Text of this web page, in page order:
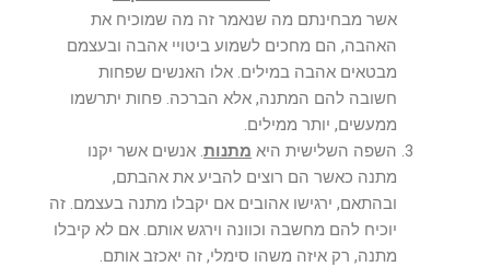
אשר מבחינתם מה שנאמר זה מה שמוכיח את
האהבה, הם מחכים לשמוע ביטויי אהבה ובעצמם
מבטאים אהבה במילים. אלו האנשים שפחות
חשובה להם המתנה, אלא הברכה. פחות יתרשמו
ממעשים, יותר ממילים.
השפה השלישית היא מתנות. אנשים אשר יקנו
מתנה כאשר הם רוצים להביע את אהבתם,
ובהתאם, ירגישו אהובים אם יקבלו מתנה בעצמם. זה
יוכיח להם מחשבה וכוונה וירגש אותם. אם לא קיבלו
מתנה, רק איזה משהו סימלי, זה יאכזב אותם.